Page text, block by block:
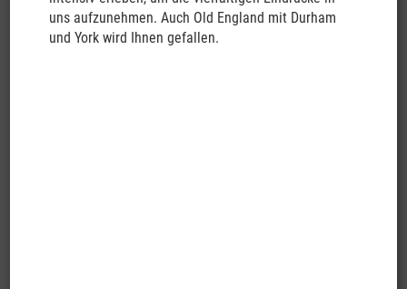
uns aufzunehmen. Auch Old England mit Durham
und York wird Ihnen gefallen.
dieser multikulturellen Stadt. Höhepunkte der
halbtägigen Stadtrundfahrt sind unter anderem Little India, das
geschäftige Bankenviertel, der pulsierende Stadtteil Chinatown